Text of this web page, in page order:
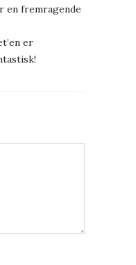
en fremragende
er